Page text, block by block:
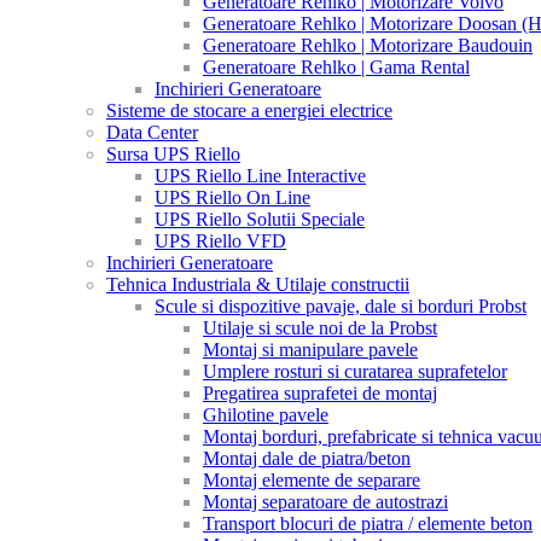
Generatoare Rehlko | Motorizare Doosan
Generatoare Rehlko | Motorizare Baudouin
Generatoare Rehlko | Gama Rental
Inchirieri Generatoare
Sisteme de stocare a energiei electrice
Data Center
Sursa UPS Riello
UPS Riello Line Interactive
UPS Riello On Line
UPS Riello Solutii Speciale
UPS Riello VFD
Inchirieri Generatoare
Tehnica Industriala & Utilaje constructii
Scule si dispozitive pavaje, dale si borduri Probst
Utilaje si scule noi de la Probst
Montaj si manipulare pavele
Umplere rosturi si curatarea suprafetelor
Pregatirea suprafetei de montaj
Ghilotine pavele
Montaj borduri, prefabricate si tehnica
Montaj dale de piatra/beton
Montaj elemente de separare
Montaj separatoare de autostrazi
Transport blocuri de piatra / elemente beton